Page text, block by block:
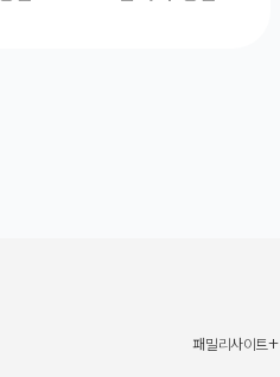
패밀리사이트+
신세계그룹